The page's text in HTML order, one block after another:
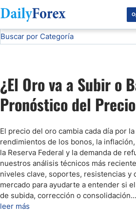
Divulgación del Anunciante
Buscar por Categoría
Análisis de Mercados Bursátiles
Pronóstico del S&P 500 Hoy
Pronóstico del EUR/USD
Pronóstico Peso Mexicano
¿El Oro va a Subir o
Pronóstico del
El precio del oro cambia cada día por
rendimientos de los bonos, la
la Reserva Federal y la demanda de
nuestros análisis técnicos más
niveles clave, soportes, resistencias y
mercado para ayudarte a entender si
de subida, corrección o consolidación.
leer más